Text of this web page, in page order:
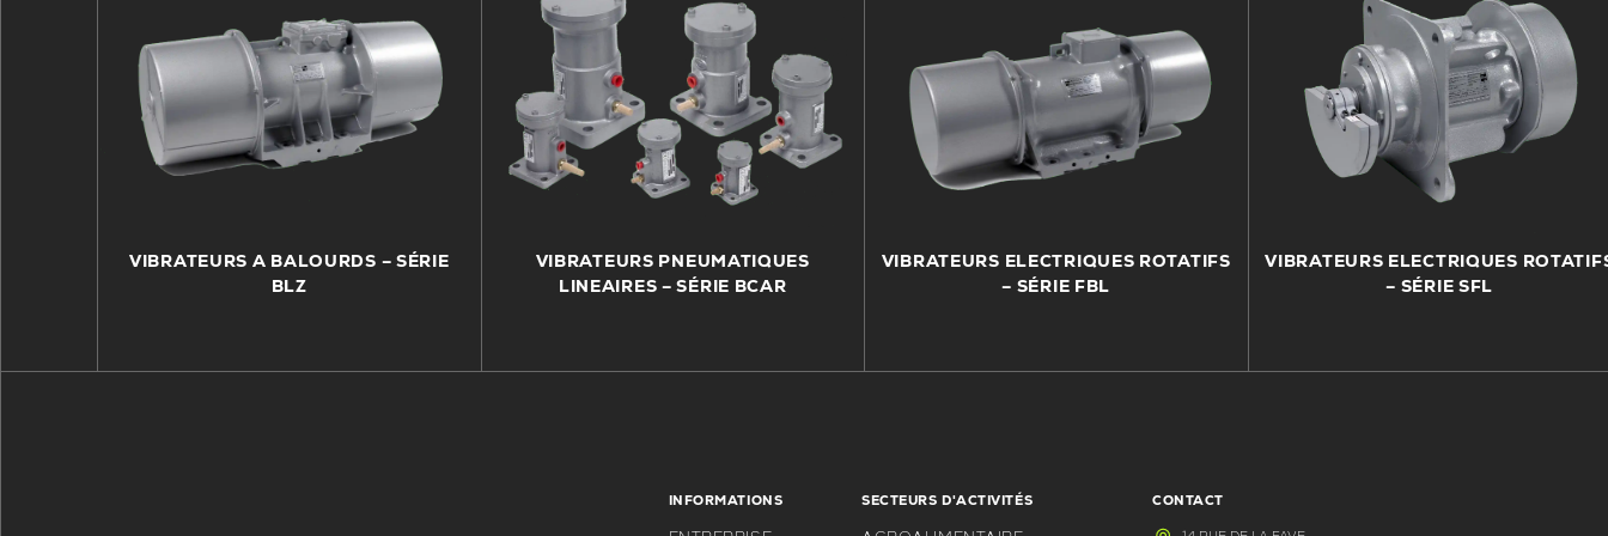
VIBRATEURS A BALOURDS – SÉRIE
BLZ
VIBRATEURS PNEUMATIQUES
LINEAIRES – SÉRIE BCAR
VIBRATEURS ELECTRIQUES ROTATIFS
– SÉRIE FBL
VIBRATEURS ELECTRIQUES
– SÉRIE SFL
INFORMATIONS SECTEURS D'ACTIVITÉS CONTACT